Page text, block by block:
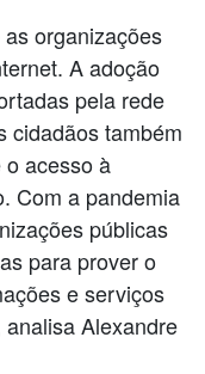
organizações
A adoção
pela rede
cidadãos também
acesso à
Com a pandemia
públicas
para prover o
e serviços
Alexandre